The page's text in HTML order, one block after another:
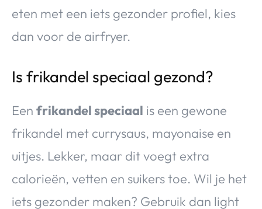
eten met een iets gezonder profiel, kies
dan voor de airfryer.
Is frikandel speciaal gezond?
Een frikandel speciaal is een gewone
frikandel met currysaus, mayonaise en
uitjes. Lekker, maar dit voegt extra
calorieën, vetten en suikers toe. Wil je het
iets gezonder maken? Gebruik dan light